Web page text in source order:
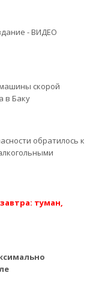
- ВИДЕО
скорой
в Баку
обратилось к
туман,